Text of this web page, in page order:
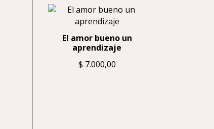
El amor bueno un
aprendizaje
$ 7.000,00